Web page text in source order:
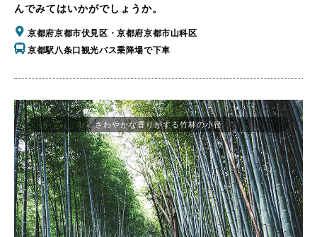
んでみてはいかがでしょうか。
京都府京都市伏見区・京都府京都市山科区
京都駅八条口観光バス乗降場で下車
さわやかな香りがする竹林の小径